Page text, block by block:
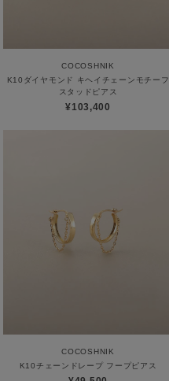
COCOSHNIK
K10ダイヤモンド キヘイチェーンモチーフ
スタッドピアス
¥103,400
COCOSHNIK
K10チェーンドレープ フープピアス